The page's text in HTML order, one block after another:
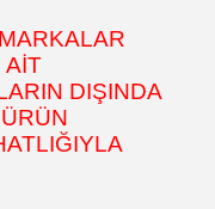
AİT
DIŞINDA